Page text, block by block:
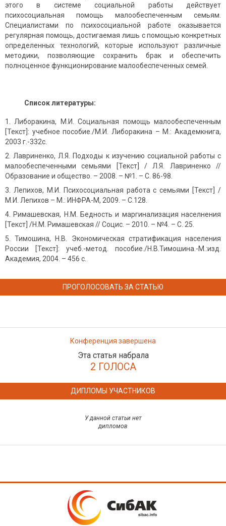
этого в системе социальной работы действует
психосоциальная помощь малообеспеченным семьям.
Специалистами по психосоциальной работе оказывается
регулярная помощь, достигаемая лишь с помощью конкретных
определенных технологий, которые используют различные
методики, позволяющие сохранить брак и обеспечить
полноценное функционирование малообеспеченных семей.
Список литературы:
Либоракина, М.И. Социальная помощь малообеспеченным
[Текст]: учебное пособие./М.И. Либоракина – М.: Академкнига,
2003 г.-332с.
Лавриненко, Л.Я. Подходы к изучению социальной работы с
малообеспеченными семьями [Текст] / Л.Я. Лавриненко //
Образование и общество. – 2008. – №1. – С. 86-98.
Лепихов, М.И. Психосоциальная работа с семьями [Текст] /
М.И. Лепихов – М.: ИНФРА-М, 2009. – С.128.
Римашевская, Н.М. Бедность и маргинализация населнения
[Текст] /Н.М. Римашевская // Социс. – 2010. – №4. – С. 25.
Тимошина, Н.В. Экономическая стратификация населения
России [Текст]: учеб.-метод. пособие./Н.В.Тимошина.-М.:изд.
Академия, 2004. – 456 с.
ПРОГОЛОСОВАТЬ ЗА СТАТЬЮ
Конференция завершена
Эта статья набрала
2 ГОЛОСА
ДИПЛОМЫ УЧАСТНИКОВ
У данной статьи нет
дипломов